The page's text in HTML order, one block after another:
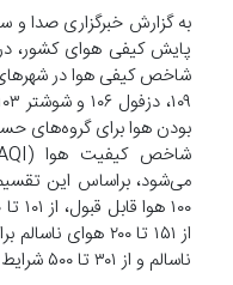
به گزارش خبرگزاری صدا و
بودن هوا برای گروه‌های
ناسالم و از ۳۰۱ تا ۵۰۰ شرایط کیفی هوا خطرناک است.